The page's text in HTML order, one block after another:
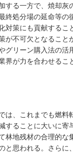
する一方で、焼却灰
終処分場の延命等の
対策にも貢献するこ
が不可欠となること
グリーン購入法の活
界が力を合わせるこ
は、これまでも燃料
することに大いに寄
林地残材の合理的な
と思われる。さらに